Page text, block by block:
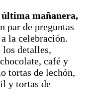
última mañanera,
par de preguntas
la celebración.
los detalles,
café y
tortas de lechón,
y tortas de